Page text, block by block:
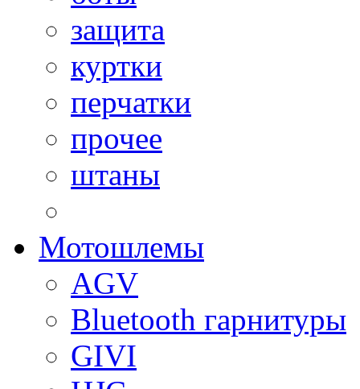
защита
куртки
перчатки
прочее
штаны
Мотошлемы
AGV
Bluetooth гарнитуры
GIVI